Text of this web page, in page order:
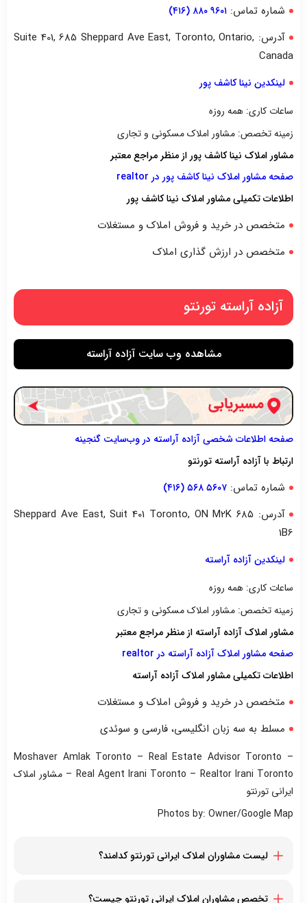
شماره تماس: ۹۶۰۱ ۸۸۰ (۴۱۶)
آدرس: Suite 401, 685 Sheppard Ave East, Toronto, Ontario,
Canada
لینکدین نینا کاشف پور
ساعات کاری: همه روزه
زمینه تخصص: مشاور املاک مسکونی و تجاری
مشاور املاک نینا کاشف پور از منظر مراجع معتبر
صفحه مشاور املاک نینا کاشف پور در realtor
اطلاعات تکمیلی مشاور املاک نینا کاشف پور
متخصص در خرید و فروش املاک و مستغلات
متخصص در ارزش گذاری املاک
آزاده آراسته تورنتو
مشاهده وب سایت آزاده آراسته
صفحه اطلاعات شخصی آزاده آراسته در وب‌سایت گنجینه
ارتباط با آزاده آراسته تورنتو
شماره تماس: ۵۶۰۷ ۵۶۸ (۴۱۶)
آدرس: ۶۸۵ Sheppard Ave East, Suit 401 Toronto, ON M2K
1B6
لینکدین آزاده آراسته
ساعات کاری: همه روزه
زمینه تخصص: مشاور املاک مسکونی و تجاری
مشاور املاک آزاده آراسته از منظر مراجع معتبر
صفحه مشاور املاک آزاده آراسته در realtor
اطلاعات تکمیلی مشاور املاک آزاده آراسته
متخصص در خرید و فروش املاک و مستغلات
مسلط به سه زبان انگلیسی، فارسی و سوئدی
Moshaver Amlak Toronto – Real Estate Advisor Toronto –
Real Agent Irani Toronto – Realtor Irani Toronto – مشاور املاک
ایرانی تورنتو
Photos by: Owner/Google Map
لیست مشاوران املاک ایرانی تورنتو کدامند؟
شارون سلطانیان
تخصص مشاوران املاک ایرانی تورنتو چیست؟